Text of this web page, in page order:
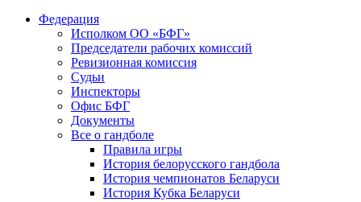
Федерация
Исполком ОО «БФГ»
Председатели рабочих комиссий
Ревизионная комиссия
Судьи
Инспекторы
Офис БФГ
Документы
Все о гандболе
Правила игры
История белорусского гандбола
История чемпионатов Беларуси
История Кубка Беларуси